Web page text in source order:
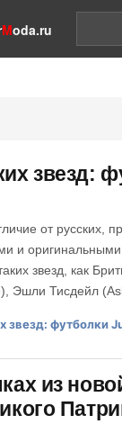
Moda.ru
звезд:
от русских,
и
звезд, как
Эшли Тисдейл
из